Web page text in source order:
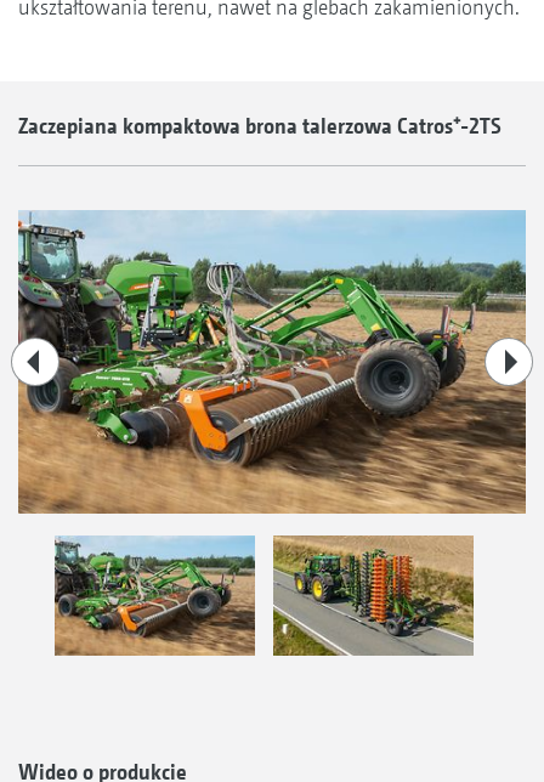
ukształtowania terenu, nawet na glebach zakamienionych.
Zaczepiana kompaktowa brona talerzowa Catros⁺-2TS
Wideo o produkcie